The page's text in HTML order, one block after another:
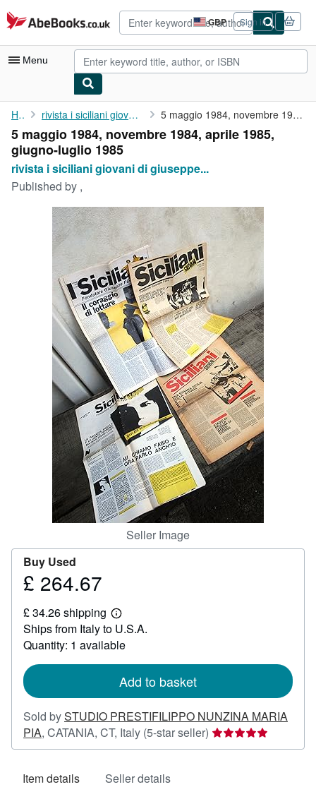
Skip to main content
AbeBooks.co.uk GBP
Site
shopping
preferences
Sign in
Menu
My Account
My Purchases
Advanced Search
Browse Collections
Rare Books
Art & Collectables
Start Selling
CLOSE
Home rivista i siciliani giovani di giuseppe pippo fava 5 maggio 1984, novembre 1984, aprile 1985, giugno-luglio 1985
5 maggio 1984, novembre 1984, aprile 1985,
giugno-luglio 1985
rivista i siciliani giovani di giuseppe...
Published by ,
Seller Image
Buy Used
Price
264.67
£ 264.67
£ 34.26 shipping
Learn
more
about
shipping
Ships from Italy to U.S.A.
Quantity: 1 available
Add to basket
Sold bySTUDIO PRESTIFILIPPO NUNZINA MARIA
PIA, CATANIA, CT, Italy (5-star seller) Seller
rating
Item details Seller details